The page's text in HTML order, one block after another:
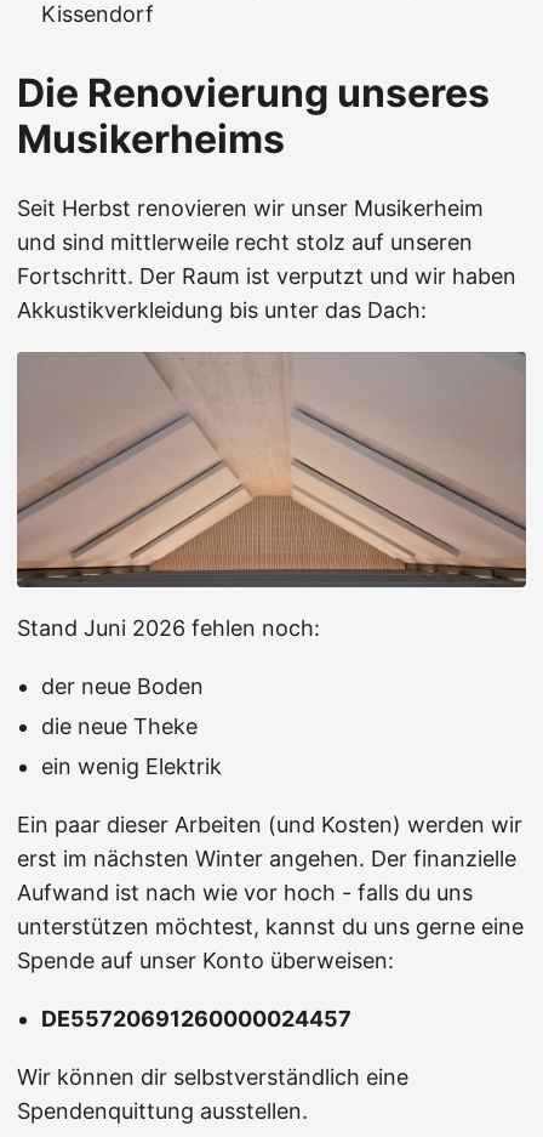
Kissendorf
Die Renovierung unseres
Musikerheims
Seit Herbst renovieren wir unser Musikerheim
und sind mittlerweile recht stolz auf unseren
Fortschritt. Der Raum ist verputzt und wir haben
Akkustikverkleidung bis unter das Dach:
Stand Juni 2026 fehlen noch:
der neue Boden
die neue Theke
ein wenig Elektrik
Ein paar dieser Arbeiten (und Kosten) werden wir
erst im nächsten Winter angehen. Der finanzielle
Aufwand ist nach wie vor hoch - falls du uns
unterstützen möchtest, kannst du uns gerne eine
Spende auf unser Konto überweisen:
DE55720691260000024457
Wir können dir selbstverständlich eine
Spendenquittung ausstellen.